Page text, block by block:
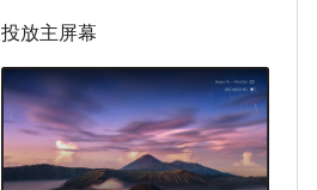
投放主屏幕